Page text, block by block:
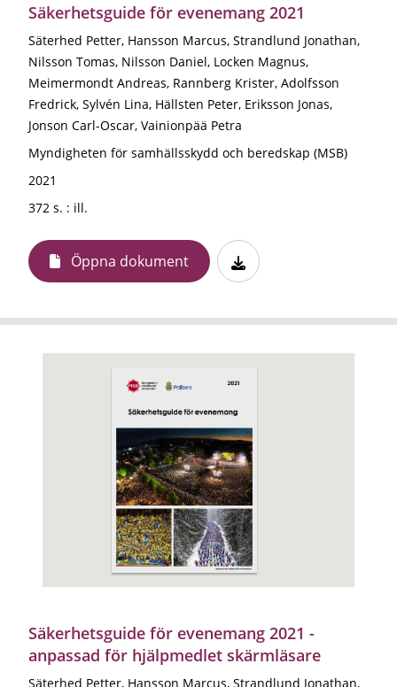
Säkerhetsguide för evenemang 2021
Säterhed Petter, Hansson Marcus, Strandlund Jonathan,
Nilsson Tomas, Nilsson Daniel, Locken Magnus,
Meimermondt Andreas, Rannberg Krister, Adolfsson
Fredrick, Sylvén Lina, Hällsten Peter, Eriksson Jonas,
Jonson Carl-Oscar, Vainionpää Petra
Myndigheten för samhällsskydd och beredskap (MSB)
2021
372 s. : ill.
Öppna dokument
Säkerhetsguide för evenemang 2021 -
anpassad för hjälpmedlet skärmläsare
Säterhed Petter, Hansson Marcus, Strandlund Jonathan,